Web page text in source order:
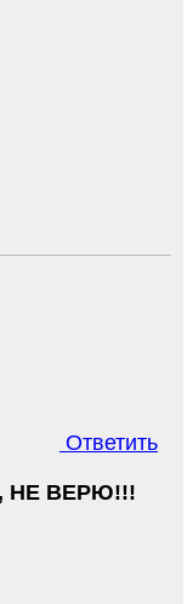
Ответить
НЕ ВЕРЮ!!!